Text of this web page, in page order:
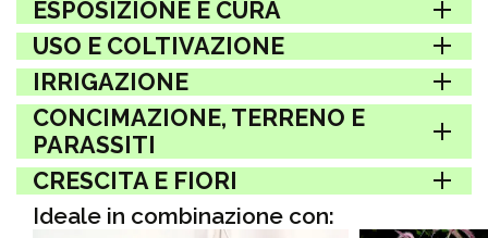
ESPOSIZIONE E CURA
USO E COLTIVAZIONE
IRRIGAZIONE
CONCIMAZIONE, TERRENO E
PARASSITI
CRESCITA E FIORI
Ideale in combinazione con: